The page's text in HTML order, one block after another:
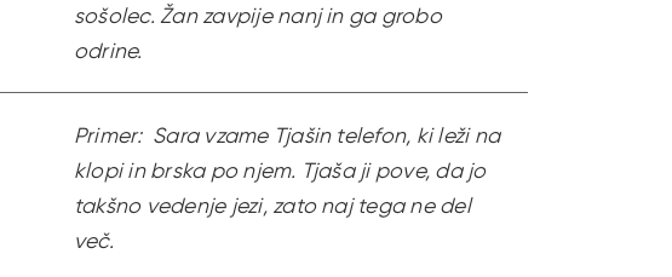
sošolec. Žan zavpije nanj in ga grobo
odrine.
Primer: Sara vzame Tjašin telefon, ki leži na
klopi in brska po njem. Tjaša ji pove, da jo
takšno vedenje jezi, zato naj tega ne del
več.